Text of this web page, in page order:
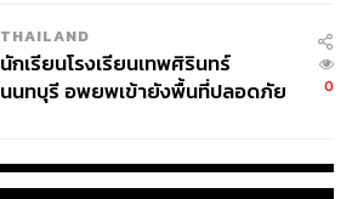
จ่ายหนี้-แอบระบุแบรนด์
THAILAND
นักเรียนโรงเรียนเทพศิรินทร์
นนทบุรี อพยพเข้ายังพื้นที่ปลอดภัย
0